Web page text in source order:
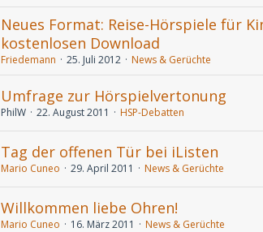
Neues Format: Reise-Hörspiele für
kostenlosen Download
Friedemann 25. Juli 2012 News & Gerüchte
Umfrage zur Hörspielvertonung
PhilW 22. August 2011 HSP-Debatten
Tag der offenen Tür bei iListen
Mario Cuneo 29. April 2011 News & Gerüchte
Willkommen liebe Ohren!
Mario Cuneo 16. März 2011 News & Gerüchte